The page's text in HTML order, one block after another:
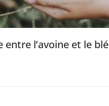
entre l’avoine et le blé